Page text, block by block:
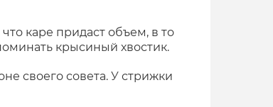
каре придаст объем, в то
крысиный хвостик.
своего совета. У стрижки